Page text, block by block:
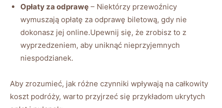
Opłaty za odprawę – Niektórzy przewoźnicy
wymuszają opłatę za odprawę biletową, gdy nie
dokonasz jej online.Upewnij się, że zrobisz to z
wyprzedzeniem, aby uniknąć nieprzyjemnych
niespodzianek.
Aby zrozumieć, jak różne czynniki wpływają na całkowity
koszt podróży, warto przyjrzeć się przykładom ukrytych